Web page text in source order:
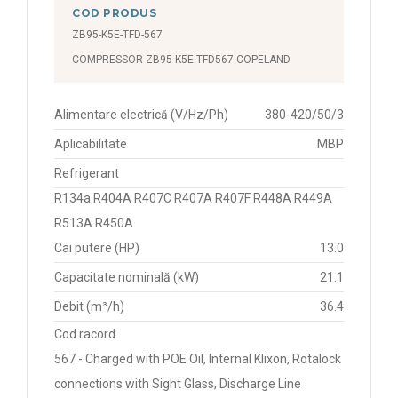
internal motor prot. Klixon, single operation, EVI
connection (compresor cu conexiuni sudabile, IP21, prot.
(compreosor pentru temperaturi negative, prevăzut
pentru racordare rotalock)
551 - compressor for medium temperature, designed
for Rotalock connections (compresor pentru
temperaturi medii, prevăzut pentru racordurile de tip
rotalock)
557 - conexiuni sudabile, IP21, operare individuala
(brazing connections, IP21, single operation)
8,85 kW
COD PRODUS
ZB95-K5E-TFD-567
COMPRESSOR ZB95-K5E-TFD567 COPELAND
Alimentare electrică (V/Hz/Ph) 380-420/50/3
Aplicabilitate MBP
Refrigerant
R134a R404A R407C R407A R407F R448A R449A
R513A R450A
Cai putere (HP)
13.0
Capacitate nominală (kW) 21.1
Debit (m³/h)
36.4
Cod racord
567 - Charged with POE Oil, Internal Klixon, Rotalock
connections with Sight Glass, Discharge Line